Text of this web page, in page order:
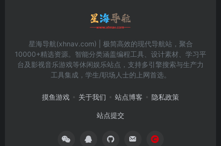
星海导航(xhnav.com) | 极简高效的现代导航站，聚合
10000+精选资源。智能分类涵盖编程工具、设计素材、学习平
台及影视音乐游戏等休闲娱乐站点，支持多引擎搜索与生产力
工具集成，学生/职场人士的上网首选。
摸鱼游戏 关于我们 站点博客 隐私政策
站点提交